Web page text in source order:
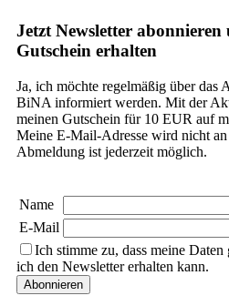
Jetzt Newsletter
Gutschein erhalten
Ja, ich möchte regelmäßig über das
BiNA informiert werden. Mit der
meinen Gutschein für 10 EUR auf
Meine E-Mail-Adresse wird nicht
Abmeldung ist jederzeit möglich.
Name
E-Mail
Ich stimme zu, dass meine
ich den Newsletter erhalten kann.